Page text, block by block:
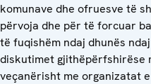
komunave dhe ofruesve të
përvoja dhe për të forcuar
të fuqishëm ndaj dhunës
diskutimet gjithëpërfshirëse
veçanërisht me organizatat